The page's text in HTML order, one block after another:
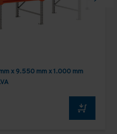
x 9.550 mm x 1.000 mm